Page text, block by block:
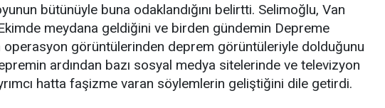
bütünüyle buna odaklandığını belirtti. Selimoğlu, Van
meydana geldiğini ve birden gündemin Depreme
operasyon görüntülerinden deprem görüntüleriyle dolduğunu
ardından bazı sosyal medya sitelerinde ve televizyon
hatta faşizme varan söylemlerin geliştiğini dile getirdi.